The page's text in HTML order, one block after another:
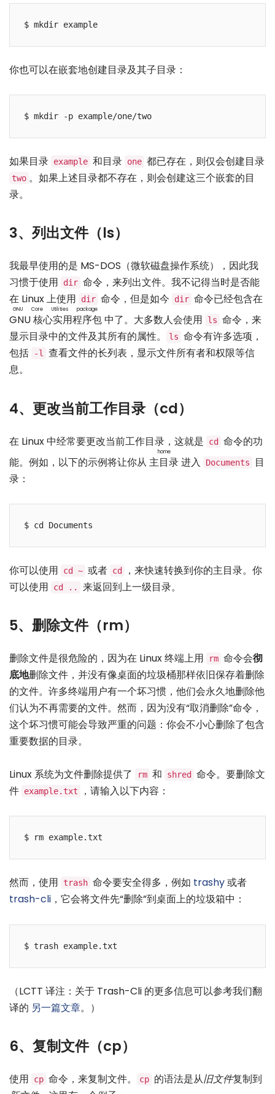
你也可以在嵌套地创建目录及其子目录：
如果目录 example 和目录 one 都已存在，则仅会创建目录
two 。如果上述目录都不存在，则会创建这三个嵌套的目
录。
3、列出文件（ls）
我最早使用的是 MS-DOS（微软磁盘操作系统），因此我
习惯于使用
dir 命令，来列出文件。我不记得当时是否能
在 Linux 上使用
dir 命令，但是如今 dir 命令已经包含在
GNU 核心实用程序包
GNU Core Utilities package
中了。大多数人会使用 ls 命令，来
显示目录中的文件及其所有的属性。
ls 命令有许多选项，
包括
-l 查看文件的长列表，显示文件所有者和权限等信
息。
4、更改当前工作目录（cd）
在 Linux 中经常要更改当前工作目录，这就是 cd 命令的功
能。例如，以下的示例将让你从 主目录
home
进入 Documents
目
录：
你可以使用 cd ~ 或者 cd
，来快速转换到你的主目录。你
可以使用
cd .. 来返回到上一级目录。
5、删除文件（rm）
删除文件是很危险的，因为在 Linux 终端上用 rm 命令会彻
底地删除文件，并没有像桌面的垃圾桶那样依旧保存着删除
的文件。许多终端用户有一个坏习惯，他们会永久地删除他
们认为不再需要的文件。然而，因为没有“取消删除”命令，
这个坏习惯可能会导致严重的问题：你会不小心删除了包含
重要数据的目录。
Linux 系统为文件删除提供了 rm 和 shred
命令。要删除文
件 example.txt ，请输入以下内容：
然而，使用 trash 命令要安全得多，例如 trashy或者
trash-cli ，它会将文件先“删除”到桌面上的垃圾箱中：
（LCTT 译注：关于 Trash-Cli 的更多信息可以参考我们翻
译的 另一篇文章。）
6、复制文件（cp）
使用 cp 命令，来复制文件。 cp 的语法是从旧文件复制到